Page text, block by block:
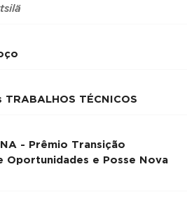
TÉCNICOS
- Prêmio Transição
Oportunidades e Posse Nova